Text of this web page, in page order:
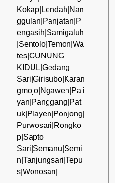
Kokap|Lendah|Nan
ggulan|Panjatan|P
engasih|Samigaluh
|Sentolo|Temon|Wa
tes|GUNUNG
KIDUL|Gedang
Sari|Girisubo|Karan
gmojo|Ngawen|Pali
yan|Panggang|Pat
uk|Playen|Ponjong|
Purwosari|Rongko
p|Sapto
Sari|Semanu|Semi
n|Tanjungsari|Tepu
s|Wonosari|